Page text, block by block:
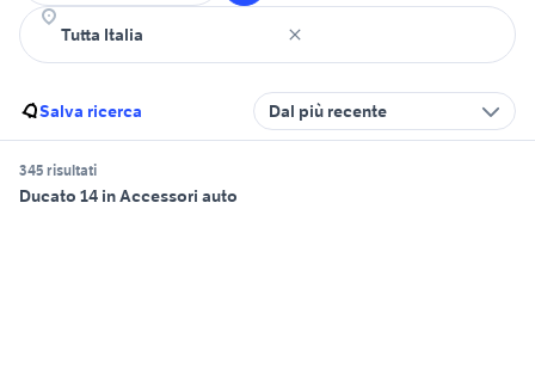
Salva ricerca Dal più recente
345 risultati
Ducato 14 in Accessori auto